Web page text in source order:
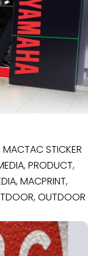
MACTAC STICKER
, PRODUCT,
, MACPRINT,
, OUTDOOR